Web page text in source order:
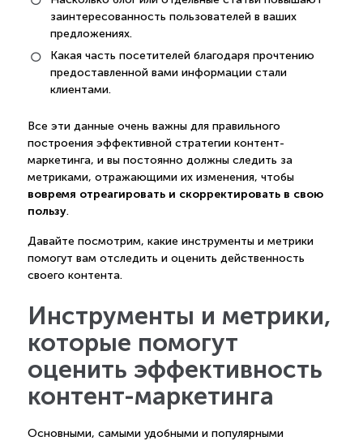
заинтересованность пользователей в ваших
предложениях.
Какая часть посетителей благодаря прочтению
предоставленной вами информации стали
клиентами.
Все эти данные очень важны для правильного
построения эффективной стратегии контент-
маркетинга, и вы постоянно должны следить за
метриками, отражающими их изменения, чтобы
вовремя отреагировать и скорректировать в свою
пользу.
Давайте посмотрим, какие инструменты и метрики
помогут вам отследить и оценить действенность
своего контента.
Инструменты и метрики,
которые помогут
оценить эффективность
контент-маркетинга
Основными, самыми удобными и популярными